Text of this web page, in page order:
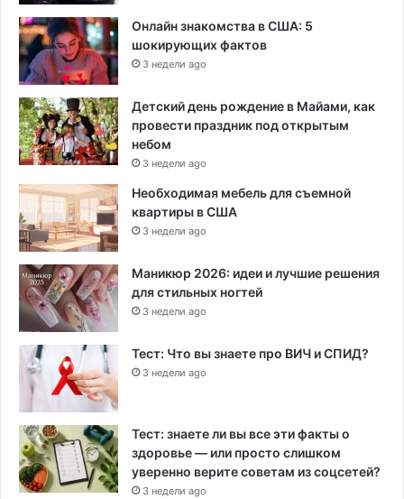
Онлайн знакомства в США: 5
шокирующих фактов
3 недели ago
Детский день рождение в Майами, как
провести праздник под открытым
небом
3 недели ago
Необходимая мебель для съемной
квартиры в США
3 недели ago
Маникюр 2026: идеи и лучшие решения
для стильных ногтей
3 недели ago
Тест: Что вы знаете про ВИЧ и СПИД?
3 недели ago
Тест: знаете ли вы все эти факты о
здоровье — или просто слишком
уверенно верите советам из соцсетей?
3 недели ago